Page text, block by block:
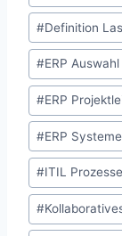
#Definition
#ERP Auswahl
#ERP
#ERP
#ITIL Prozesse
#